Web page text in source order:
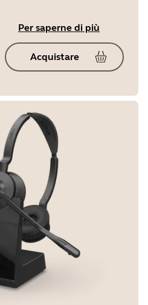
Per saperne di più
Acquistare